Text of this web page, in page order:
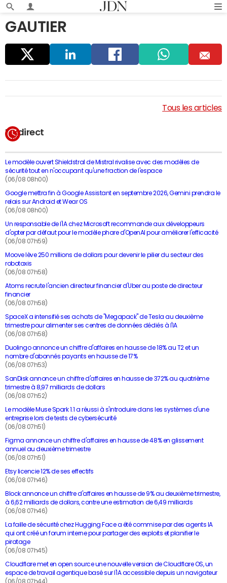
GAUTIER
ger dIn ook app m
En direct
Le modèle ouvert Shieldstral de Mistral rivalise avec des modèles de
sécurité tout en n'occupant qu'une fraction de l'espace
(06/08 08h00)
Google mettra fin à Google Assistant en septembre 2026, Gemini prendra le
relais sur Android et Wear OS
(06/08 08h00)
Un responsable de l'IA chez Microsoft recommande aux développeurs
d'opter par défaut pour le modèle phare d'OpenAI pour améliorer l'efficacité
(06/08 07h59)
Moove lève 250 millions de dollars pour devenir le pilier du secteur des
robotaxis
(06/08 07h58)
Atoms recrute l'ancien directeur financier d'Uber au poste de directeur
financier
(06/08 07h58)
SpaceX a intensifié ses achats de "Megapack" de Tesla au deuxième
trimestre pour alimenter ses centres de données dédiés à l'IA
(06/08 07h58)
Duolingo annonce un chiffre d'affaires en hausse de 18% au T2 et un
nombre d'abonnés payants en hausse de 17%
(06/08 07h53)
SanDisk annonce un chiffre d'affaires en hausse de 372% au quatrième
trimestre à 8,97 milliards de dollars
(06/08 07h52)
Le modèle Muse Spark 1.1 a réussi à s'introduire dans les systèmes d'une
entreprise lors de tests de cybersécurité
(06/08 07h51)
Figma annonce un chiffre d'affaires en hausse de 48% en glissement
annuel au deuxième trimestre
(06/08 07h51)
Etsy licencie 12% de ses effectifs
(06/08 07h46)
Block annonce un chiffre d'affaires en hausse de 9% au deuxième trimestre,
à 6,62 milliards de dollars, contre une estimation de 6,49 milliards
(06/08 07h46)
La faille de sécurité chez Hugging Face a été commise par des agents IA
qui ont créé un forum interne pour partager des exploits et planifier le
piratage
(06/08 07h45)
Cloudflare met en open source une nouvelle version de Cloudflare OS, un
espace de travail agentique basé sur l'IA accessible depuis un navigateur
(06/08 07h44)
Tous les articles